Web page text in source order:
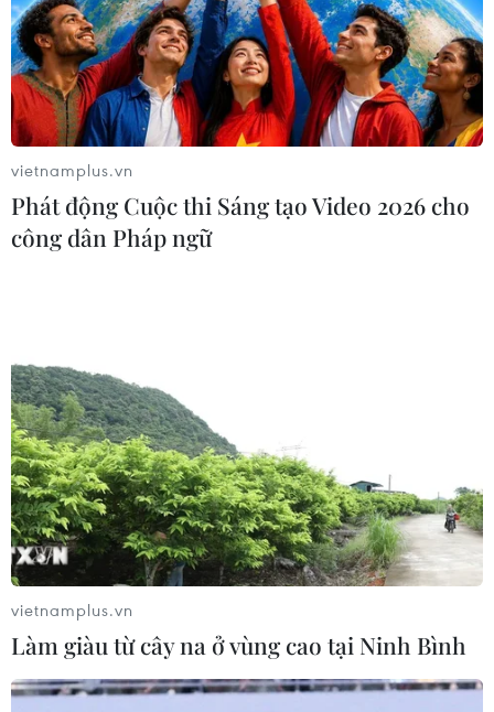
vietnamplus.vn
Phát động Cuộc thi Sáng tạo Video 2026 cho
công dân Pháp ngữ
vietnamplus.vn
Làm giàu từ cây na ở vùng cao tại Ninh Bình